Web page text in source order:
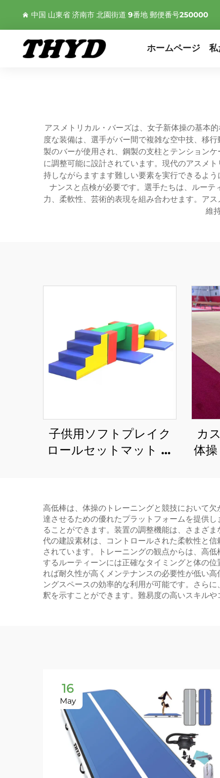
中国 山東省 济南市 北園街道 9番地 郵便番号250000
ホームページ 私
アスメトリカル・バーズは、女子新体操の基本
度な装備は、選手がバー間で複雑な空中技、移
製のバーが使用され、鋼製の支柱とテンション
に調整可能に設計されています。現代のアスメ
持しながらますます難しい要素を実行できるよ
ナンスと点検が必要です。選手たちは、ルー
力、柔軟性、芸術的表現を組み合わせます。ア
維
子供用ソフトプレイク
ロールセットマット 新
カ
体
高低棒は、体操のトレーニングと競技において
達させるための優れたプラットフォームを提供
ることができます。装置の調整機能は、さまざ
代の建設素材は、コントロールされた柔軟性と
されています。トレーニングの観点からは、高
するルーティーンには正確なタイミングと体の
れば耐久性が高くメンテナンスの必要性が低い
ングスペースの効率的な利用が可能です。さら
釈を示すことができます。難易度の高いスキル
16
May